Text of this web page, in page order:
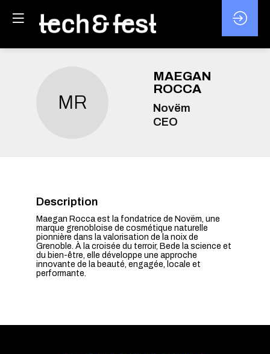
MR
MAEGAN
ROCCA
Novëm
CEO
Description
Maegan Rocca est la fondatrice de Novëm, une
marque grenobloise de cosmétique naturelle
pionnière dans la valorisation de la noix de
Grenoble. À la croisée du terroir, Bede la science et
du bien-être, elle développe une approche
innovante de la beauté, engagée, locale et
performante.